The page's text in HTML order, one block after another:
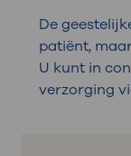
De
patiënt,
U kunt in
verzorging